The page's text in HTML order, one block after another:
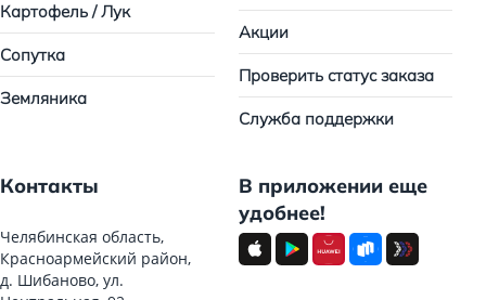
Картофель / Лук
Сопутка
Земляника
Акции
Проверить статус заказа
Служба поддержки
Контакты
Челябинская область,
Красноармейский район,
д. Шибаново, ул.
В приложении еще
удобнее!